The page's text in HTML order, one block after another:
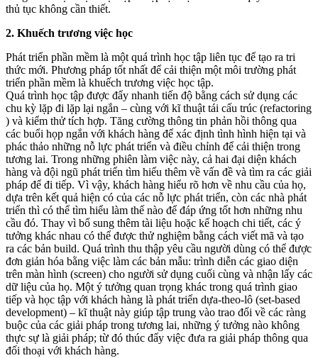
thủ tục không cần thiết.
2. Khuếch trương việc học
Phát triển phần mềm là một quá trình học tập liên tục để tạo ra tri
thức mới. Phương pháp tốt nhất để cải thiện một môi trường phát
triển phần mềm là khuếch trương việc học tập.
Quá trình học tập được đẩy nhanh tiến độ bằng cách sử dụng các
chu kỳ lặp đi lặp lại ngắn – cùng với kĩ thuật tái cấu trúc (refactoring
) và kiểm thử tích hợp. Tăng cường thông tin phản hồi thông qua
các buổi họp ngắn với khách hàng để xác định tình hình hiện tại và
phác thảo những nỗ lực phát triển và điều chỉnh để cải thiện trong
tương lai. Trong những phiên làm việc này, cả hai đại diện khách
hàng và đội ngũ phát triển tìm hiểu thêm về vấn đề và tìm ra các giải
pháp để đi tiếp. Vì vậy, khách hàng hiểu rõ hơn về nhu cầu của họ,
dựa trên kết quả hiện có của các nỗ lực phát triển, còn các nhà phát
triển thì có thể tìm hiểu làm thế nào để đáp ứng tốt hơn những nhu
cầu đó. Thay vì bổ sung thêm tài liệu hoặc kế hoạch chi tiết, các ý
tưởng khác nhau có thể được thử nghiệm bằng cách viết mã và tạo
ra các bản build. Quá trình thu thập yêu cầu người dùng có thể được
đơn giản hóa bằng việc làm các bản mẫu: trình diễn các giao diện
trên màn hình (screen) cho người sử dụng cuối cùng và nhận lấy các
dữ liệu của họ. Một ý tưởng quan trọng khác trong quá trình giao
tiếp và học tập với khách hàng là phát triển dựa-theo-lô (set-based
development) – kĩ thuật này giúp tập trung vào trao đổi về các ràng
buộc của các giải pháp trong tương lai, những ý tưởng nào không
thực sự là giải pháp; từ đó thúc đẩy việc đưa ra giải pháp thông qua
đối thoại với khách hàng.